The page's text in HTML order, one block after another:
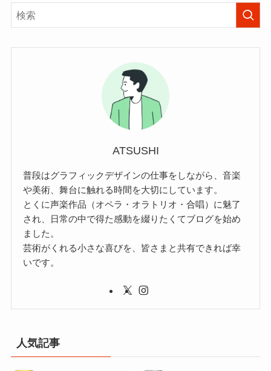
ATSUSHI
普段はグラフィックデザインの仕事をしながら、音楽
や美術、舞台に触れる時間を大切にしています。
とくに声楽作品（オペラ・オラトリオ・合唱）に魅了
され、日常の中で得た感動を綴りたくてブログを始め
ました。
芸術がくれる小さな喜びを、皆さまと共有できれば幸
いです。
人気記事